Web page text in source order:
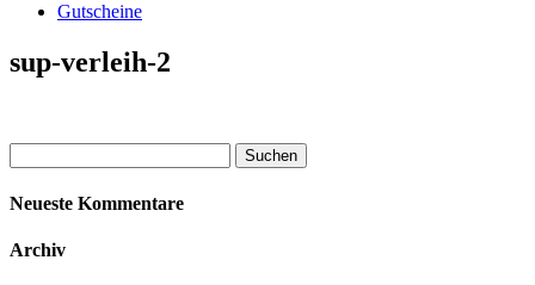
Gutscheine
sup-verleih-2
nach:
Neueste Kommentare
Archiv